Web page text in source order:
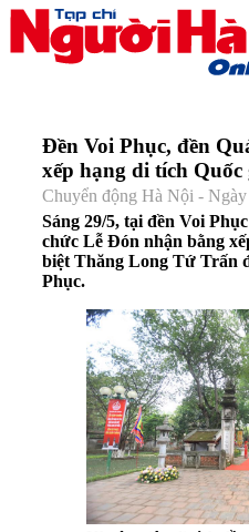
Đền Voi Phục, đền
xếp hạng di tích Quốc
Chuyển động Hà Nội -
Sáng 29/5, tại đền Voi
chức Lễ Đón nhận bằng
biệt Thăng Long Tứ Trấn
Phục.